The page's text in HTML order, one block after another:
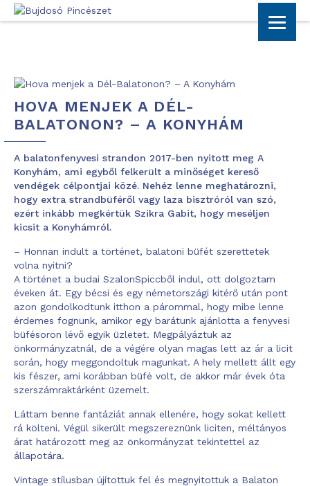
HOVA MENJEK A DÉL-
BALATONON? – A KONYHÁM
A balatonfenyvesi strandon 2017-ben nyitott meg A
Konyhám, ami egyből felkerült a minőséget kereső
vendégek célpontjai közé. Nehéz lenne meghatározni,
hogy extra strandbüféről vagy laza bisztróról van szó,
ezért inkább megkértük Szikra Gabit, hogy meséljen
kicsit a Konyhámról.
– Honnan indult a történet, balatoni büfét szerettetek
volna nyitni?
A történet a budai SzalonSpiccből indul, ott dolgoztam
éveken át. Egy bécsi és egy németországi kitérő után pont
azon gondolkodtunk itthon a párommal, hogy mibe lenne
érdemes fognunk, amikor egy barátunk ajánlotta a fenyvesi
büfésoron lévő egyik üzletet. Megpályáztuk az
önkormányzatnál, de a végére olyan magas lett az ár a licit
során, hogy meggondoltuk magunkat. A hely mellett állt egy
kis fészer, ami korábban büfé volt, de akkor már évek óta
szerszámraktárként üzemelt.
Láttam benne fantáziát annak ellenére, hogy sokat kellett
rá költeni. Végül sikerült megszereznünk liciten, méltányos
árat határozott meg az önkormányzat tekintettel az
állapotára.
Vintage stílusban újítottuk fel és megnyitottuk a Balaton